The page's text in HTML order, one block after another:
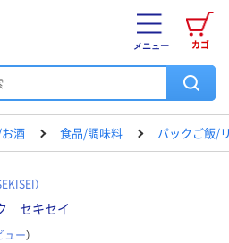
カゴ
メニュー
酒 食品/調味料 パックご飯/
）
セキセイ
ュー）